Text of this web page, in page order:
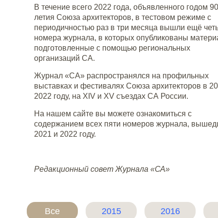
В течение всего 2022 года, объявленного годом
летия Союза архитекторов, в тестовом режиме с
периодичностью раз в три месяца вышли ещё
номера журнала, в которых опубликованы
подготовленные с помощью региональных
организаций СА.
Журнал «СА» распространялся на профильных
выставках и фестивалях Союза архитекторов в
2022 году, на XIV и XV съездах СА России.
На нашем сайте вы можете ознакомиться с
содержанием всех пяти номеров журнала,
2021 и 2022 году.
Редакционный совет Журнала «СА»
Все 2015 2016